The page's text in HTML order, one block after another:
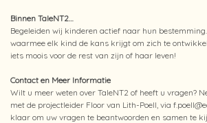
Binnen TaleNT2…
Begeleiden wij kinderen actief naar hun
waarmee elk kind de kans krijgt om zich te
iets moois voor de rest van zijn of haar leven!
Contact en Meer Informatie
Wilt u meer weten over TaleNT2 of heeft u vragen?
met de projectleider Floor van Lith-Poell, via
klaar om uw vragen te beantwoorden en samen te